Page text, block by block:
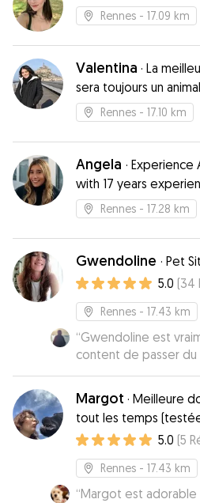
Rennes - 17.09 km
Valentina · La
sera toujours un
compagnie
Rennes - 17.10 km
Angela · Experience
with 17 years
Rennes - 17.28 km
Gwendoline · Pet
5.0 (34
Rennes - 17.43 km
“Gwendoline est
content de passer
recommande ++ ses
Margot · Meilleure
tout les temps
approuvée)
5.0 (5
Rennes - 17.43 km
“Margot est